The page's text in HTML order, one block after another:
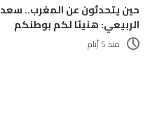
حين يتحدثون عن المغرب.. سعد
الربيعي: هنيئا لكم بوطنكم
منذ 5 أيام